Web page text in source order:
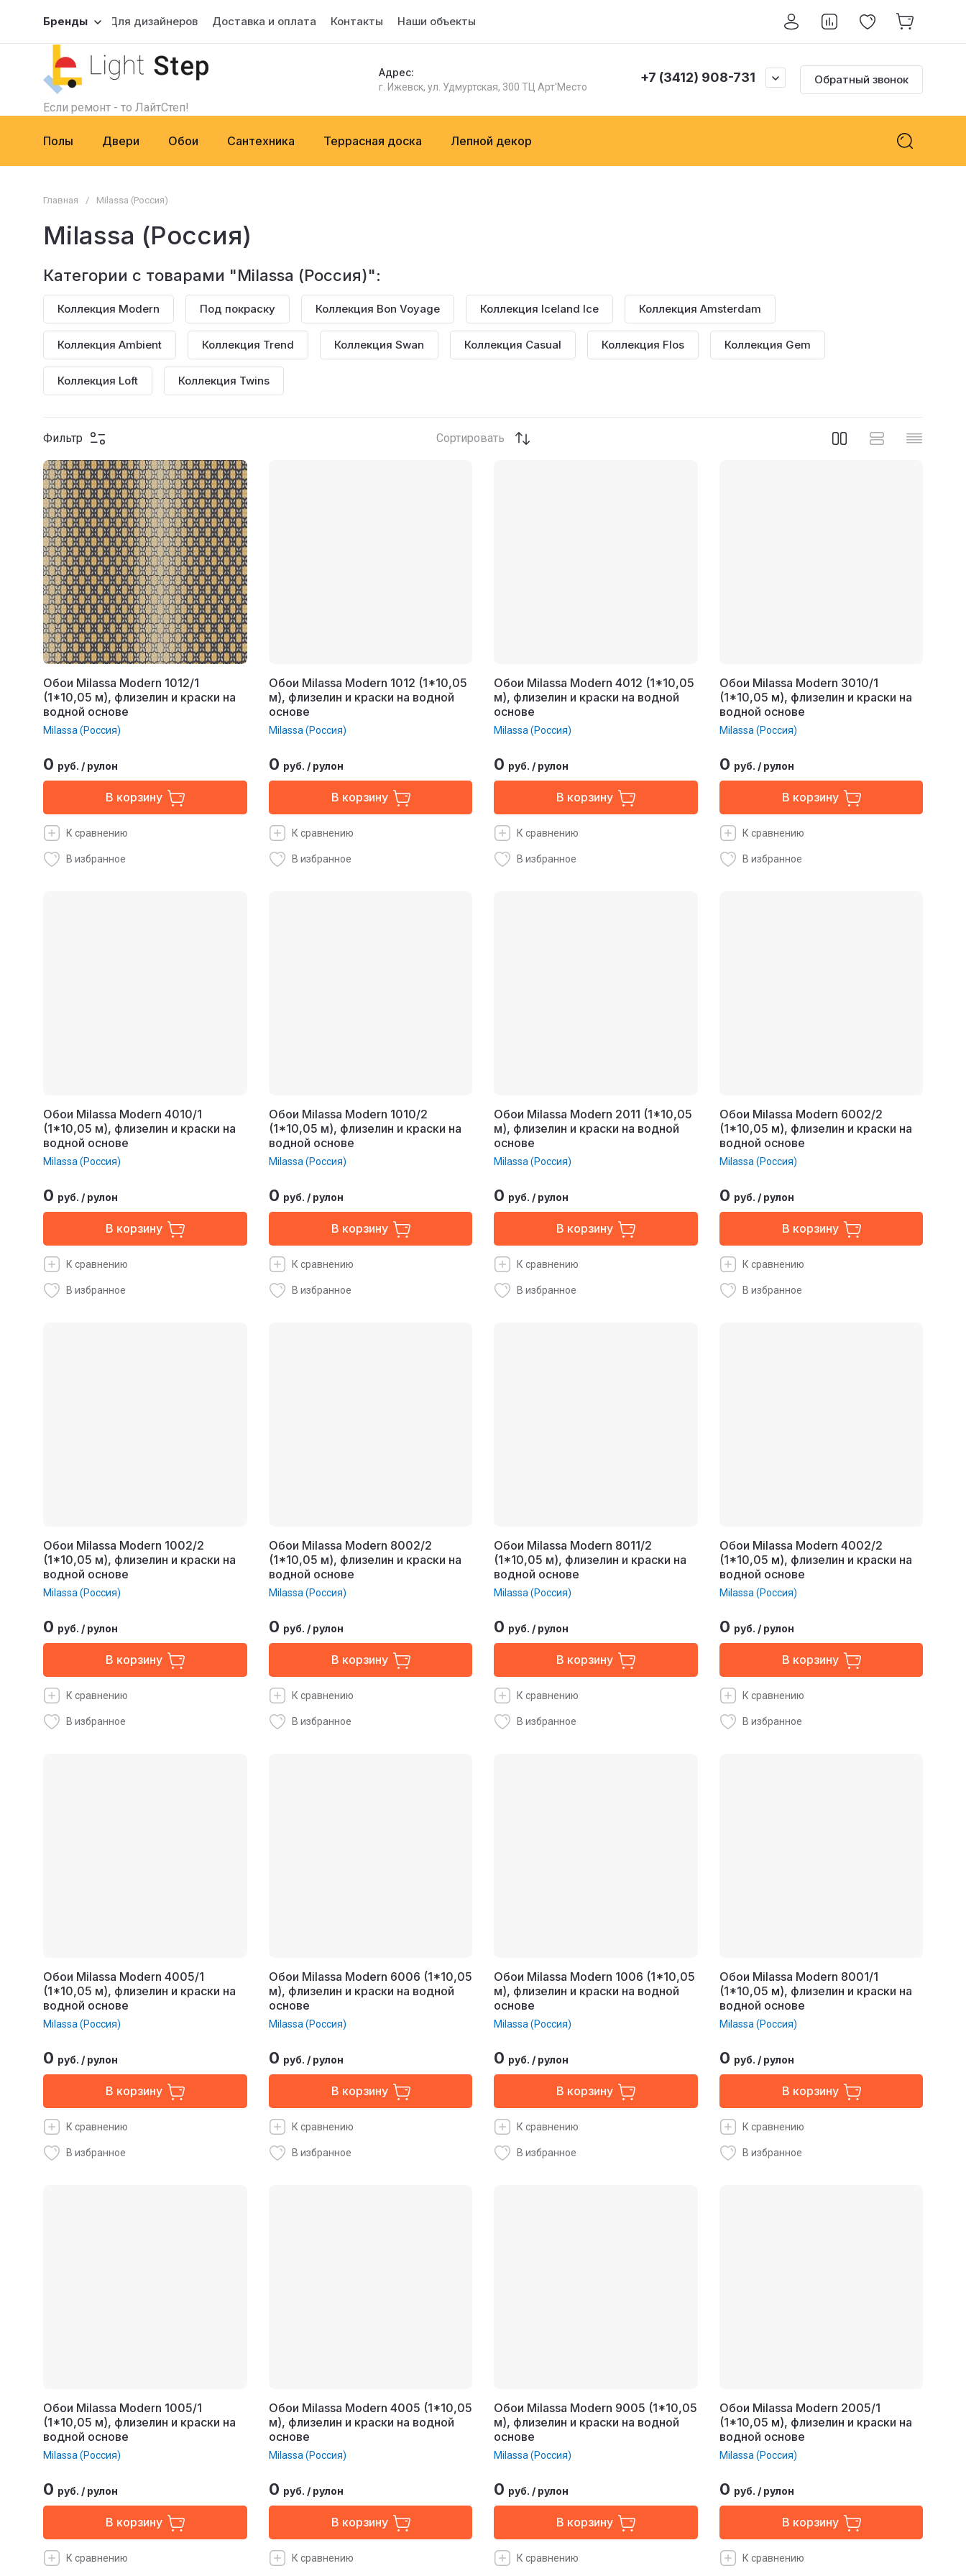
Бренды Для дизайнеров Доставка и оплата Контакты Наши объекты
Если ремонт - то ЛайтСтеп!
Адрес:
г. Ижевск, ул. Удмуртская, 300 ТЦ Арт'Место
+7 (3412) 908-731 Обратный звонок
Полы Двери Обои Сантехника Террасная доска Лепной декор
Главная / Milassa (Россия)
Milassa (Россия)
Категории с товарами "Milassa (Россия)":
Коллекция Modern Под покраску Коллекция Bon Voyage Коллекция Iceland Ice Коллекция Amsterdam
Коллекция Ambient Коллекция Trend Коллекция Swan Коллекция Casual Коллекция Flos Коллекция Gem
Коллекция Loft Коллекция Twins
Фильтр Сортировать
Обои Milassa Modern 1012/1
(1*10,05 м), флизелин и краски на
водной основе
Milassa (Россия)
0 руб. / рулон
В корзину
К сравнению
В избранное
Обои Milassa Modern 1012 (1*10,05
м), флизелин и краски на водной
основе
Milassa (Россия)
0 руб. /рулон
В корзину
К сравнению
В избранное
Обои Milassa Modern 4012 (1*10,05
м), флизелин и краски на водной
основе
Milassa (Россия)
0 руб. / рулон
В корзину
К сравнению
В избранное
Обои Milassa Modern 3010/1
(1*10,05 м), флизелин и краски на
водной основе
Milassa (Россия)
0 руб. /рулон
В корзину
К сравнению
В избранное
Обои Milassa Modern 4010/1
(1*10,05 м), флизелин и краски на
водной основе
Milassa (Россия)
0 руб. / рулон
В корзину
К сравнению
В избранное
Обои Milassa Modern 1010/2
(1*10,05 м), флизелин и краски на
водной основе
Milassa (Россия)
0 руб. /рулон
В корзину
К сравнению
В избранное
Обои Milassa Modern 2011 (1*10,05
м), флизелин и краски на водной
основе
Milassa (Россия)
0 руб. / рулон
В корзину
К сравнению
В избранное
Обои Milassa Modern 6002/2
(1*10,05 м), флизелин и краски на
водной основе
Milassa (Россия)
0 руб. /рулон
В корзину
К сравнению
В избранное
Обои Milassa Modern 1002/2
(1*10,05 м), флизелин и краски на
водной основе
Milassa (Россия)
0 руб. / рулон
В корзину
К сравнению
В избранное
Обои Milassa Modern 8002/2
(1*10,05 м), флизелин и краски на
водной основе
Milassa (Россия)
0 руб. /рулон
В корзину
К сравнению
В избранное
Обои Milassa Modern 8011/2
(1*10,05 м), флизелин и краски на
водной основе
Milassa (Россия)
0 руб. / рулон
В корзину
К сравнению
В избранное
Обои Milassa Modern 4002/2
(1*10,05 м), флизелин и краски на
водной основе
Milassa (Россия)
0 руб. /рулон
В корзину
К сравнению
В избранное
Обои Milassa Modern 4005/1
(1*10,05 м), флизелин и краски на
водной основе
Milassa (Россия)
0 руб. / рулон
В корзину
К сравнению
В избранное
Обои Milassa Modern 6006 (1*10,05
м), флизелин и краски на водной
основе
Milassa (Россия)
0 руб. /рулон
В корзину
К сравнению
В избранное
Обои Milassa Modern 1006 (1*10,05
м), флизелин и краски на водной
основе
Milassa (Россия)
0 руб. / рулон
В корзину
К сравнению
В избранное
Обои Milassa Modern 8001/1
(1*10,05 м), флизелин и краски на
водной основе
Milassa (Россия)
0 руб. /рулон
В корзину
К сравнению
В избранное
Обои Milassa Modern 1005/1
(1*10,05 м), флизелин и краски на
водной основе
Milassa (Россия)
0 руб. / рулон
В корзину
К сравнению
Обои Milassa Modern 4005 (1*10,05
м), флизелин и краски на водной
основе
Milassa (Россия)
0 руб. /рулон
В корзину
К сравнению
Обои Milassa Modern 9005 (1*10,05
м), флизелин и краски на водной
основе
Milassa (Россия)
0 руб. / рулон
В корзину
К сравнению
Обои Milassa Modern 2005/1
(1*10,05 м), флизелин и краски на
водной основе
Milassa (Россия)
0 руб. /рулон
В корзину
К сравнению